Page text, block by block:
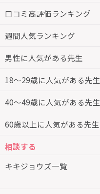
口コミ高評価ランキング
週間人気ランキング
男性に人気がある先生
18～29歳に人気がある先生
40～49歳に人気がある先生
60歳以上に人気がある先生
相談する
キキジョウズ一覧